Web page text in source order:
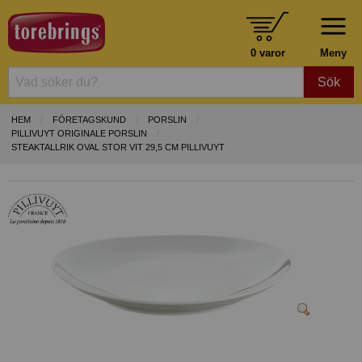
Meny
0 varor
Sök
HEM FÖRETAGSKUND
PORSLIN
PILLIVUYT ORIGINALE PORSLIN
STEAKTALLRIK OVAL STOR VIT 29,5 CM PILLIVUYT